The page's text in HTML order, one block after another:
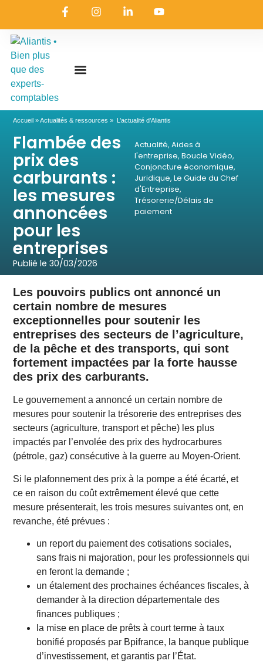
Accueil »Actualités & ressources » L’actualité d’Aliantis
Flambée des
prix des
carburants :
les mesures
annoncées
pour les
entreprises
Publié le30/03/2026
Actualité, Aides à
l'entreprise, Boucle Vidéo,
Conjoncture économique,
Juridique, Le Guide du Chef
d'Entreprise,
Trésorerie/Délais de
paiement
Les pouvoirs publics ont annoncé un
certain nombre de mesures
exceptionnelles pour soutenir les
entreprises des secteurs de l’agriculture,
de la pêche et des transports, qui sont
fortement impactées par la forte hausse
des prix des carburants.
Le gouvernement a annoncé un certain nombre de
mesures pour soutenir la trésorerie des entreprises des
secteurs (agriculture, transport et pêche) les plus
impactés par l’envolée des prix des hydrocarbures
(pétrole, gaz) consécutive à la guerre au Moyen-Orient.
Si le plafonnement des prix à la pompe a été écarté, et
ce en raison du coût extrêmement élevé que cette
mesure présenterait, les trois mesures suivantes ont, en
revanche, été prévues :
un report du paiement des cotisations sociales,
sans frais ni majoration, pour les professionnels qui
en feront la demande ;
un étalement des prochaines échéances fiscales, à
demander à la direction départementale des
finances publiques ;
la mise en place de prêts à court terme à taux
bonifié proposés par Bpifrance, la banque publique
d’investissement, et garantis par l’État.